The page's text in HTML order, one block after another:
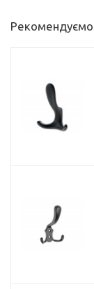
Рекомендуємо